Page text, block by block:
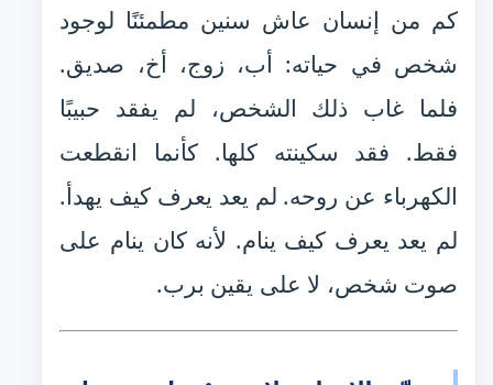
كم من إنسان عاش سنين مطمئنًا لوجود
شخص في حياته: أب، زوج، أخ، صديق.
فلما غاب ذلك الشخص، لم يفقد حبيبًا
فقط. فقد سكينته كلها. كأنما انقطعت
الكهرباء عن روحه. لم يعد يعرف كيف يهدأ.
لم يعد يعرف كيف ينام. لأنه كان ينام على
صوت شخص، لا على يقين برب.